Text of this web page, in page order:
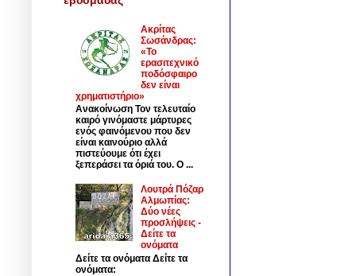
Ακρίτας
Σωσάνδρας:
«Το
ερασιτεχνικό
ποδόσφαιρο
δεν είναι
χρηματιστήριο»
Ανακοίνωση Τον τελευταίο
καιρό γινόμαστε μάρτυρες
ενός φαινόμενου που δεν
είναι καινούριο αλλά
πιστεύουμε ότι έχει
ξεπεράσει τα όριά του. Ο ...
Λουτρά Πόζαρ
Αλμωπίας:
Δύο νέες
προσλήψεις -
Δείτε τα
ονόματα
Δείτε τα ονόματα Δείτε τα
ονόματα: